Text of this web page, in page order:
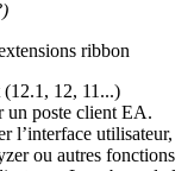
12, 11...)
un poste client EA.
l’interface utilisateur,
ou autres fonctions